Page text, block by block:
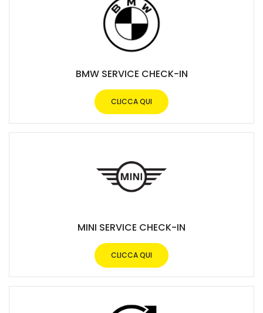
BMW SERVICE CHECK-IN
CLICCA QUI
MINI SERVICE CHECK-IN
CLICCA QUI